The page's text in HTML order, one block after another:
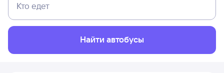
Кто едет
Найти автобусы